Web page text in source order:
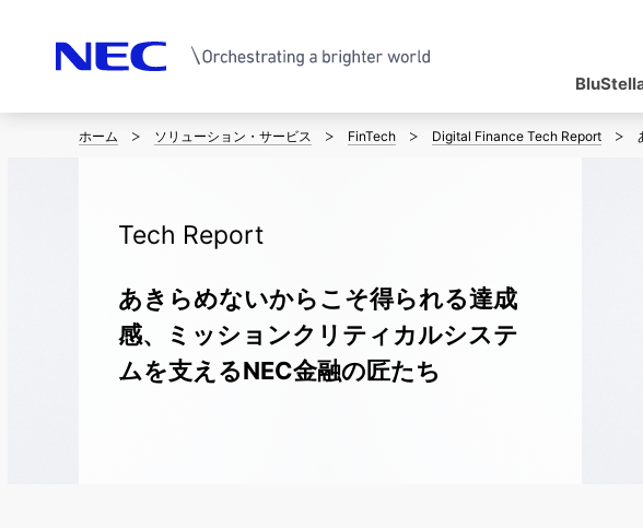
ゲ
サ
ホーム ソリューション・サービス FinTech Digital Finance Tech Report
Tech Report
あきらめないからこそ得られる達成
感、ミッションクリティカルシステ
ムを支えるNEC金融の匠たち